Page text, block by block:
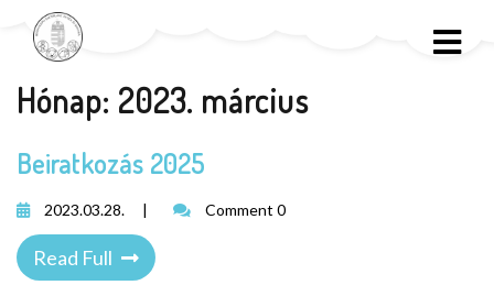
Hónap: 2023. március
Beiratkozás 2025
2023.03.28. | Comment 0
Read Full